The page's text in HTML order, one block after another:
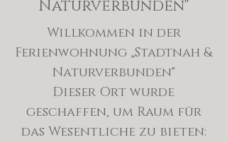
Naturverbunden"
Willkommen in der
Ferienwohnung „Stadtnah &
Naturverbunden"
Dieser Ort wurde
geschaffen, um Raum für
das Wesentliche zu bieten: